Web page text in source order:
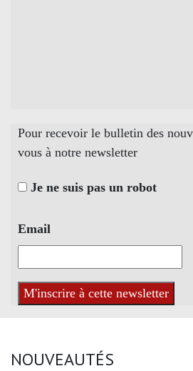
Pour recevoir le bulletin des
vous à notre newsletter
Je ne suis pas un robot
Email
NOUVEAUTÉS